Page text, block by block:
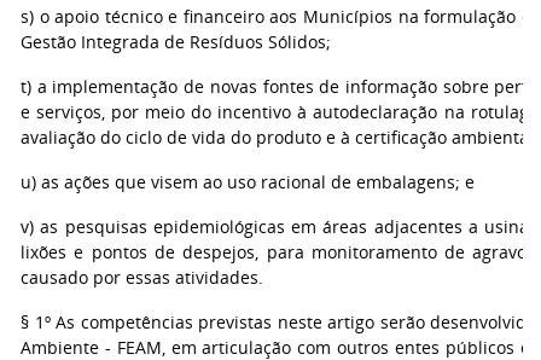
s) o apoio técnico e financeiro aos Municípios na formulação e
Gestão Integrada de Resíduos Sólidos;
t) a implementação de novas fontes de informação sobre
e serviços, por meio do incentivo à autodeclaração na
avaliação do ciclo de vida do produto e à certificação ambiental;
u) as ações que visem ao uso racional de embalagens; e
v) as pesquisas epidemiológicas em áreas adjacentes a
lixões e pontos de despejos, para monitoramento de
causado por essas atividades.
§ 1º As competências previstas neste artigo serão
Ambiente - FEAM, em articulação com outros entes públicos